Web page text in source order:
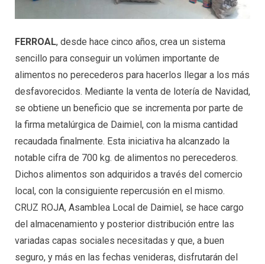
FERROAL, desde hace cinco años, crea un sistema
sencillo para conseguir un volúmen importante de
alimentos no perecederos para hacerlos llegar a los más
desfavorecidos. Mediante la venta de lotería de Navidad,
se obtiene un beneficio que se incrementa por parte de
la firma metalúrgica de Daimiel, con la misma cantidad
recaudada finalmente. Esta iniciativa ha alcanzado la
notable cifra de 700 kg. de alimentos no perecederos.
Dichos alimentos son adquiridos a través del comercio
local, con la consiguiente repercusión en el mismo.
CRUZ ROJA, Asamblea Local de Daimiel, se hace cargo
del almacenamiento y posterior distribución entre las
variadas capas sociales necesitadas y que, a buen
seguro, y más en las fechas venideras, disfrutarán del